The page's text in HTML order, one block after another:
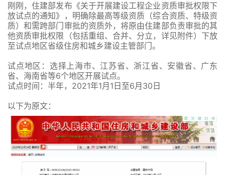
刚刚，住建部发布《关于开展建设工程企业资质审批权限下
放试点的通知》，明确除最高等级资质（综合资质、特级资
质）和需跨部门审批的资质外，将原由住建部负责审批的其
他资质审批权限（包括重组、合并、分立，详见附件）下放
至试点地区省级住房和城乡建设主管部门。
试点地区：选择上海市、江苏省、浙江省、安徽省、广东
省、海南省等6个地区开展试点。
试点时间：半年，2021年1月1日至6月30日
以下为原文：